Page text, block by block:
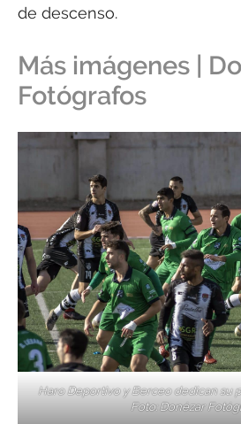
de descenso.
Más imágenes |
Fotógrafos
Haro Deportivo y Berceo dedican su
Foto: Donézar